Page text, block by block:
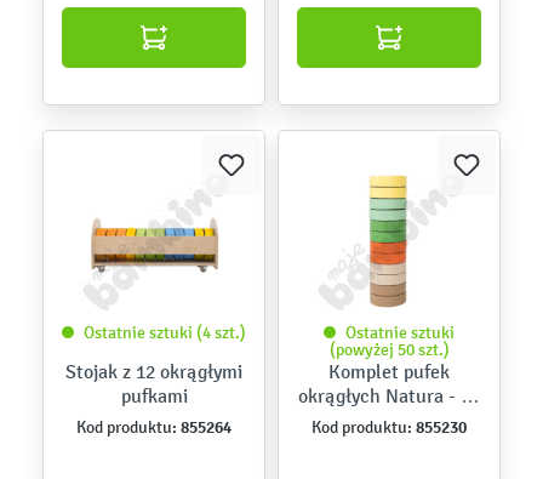
Ostatnie sztuki (4 szt.)
Stojak z 12 okrągłymi
pufkami
Kod produktu: 855264
Ostatnie sztuki
(powyżej 50 szt.)
Komplet pufek
okrągłych Natura - 12
elem.
Kod produktu: 855230